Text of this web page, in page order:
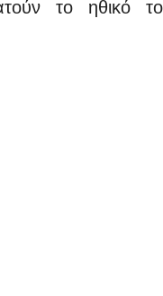
το ηθικό